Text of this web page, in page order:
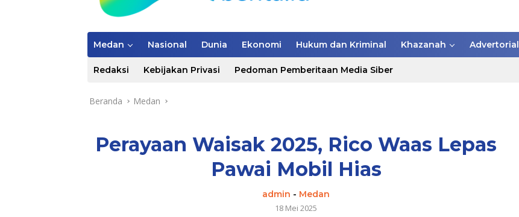
Medan Nasional Dunia Ekonomi Hukum dan Kriminal Khazanah Advertorial
Redaksi Kebijakan Privasi Pedoman Pemberitaan Media Siber
Beranda Medan
Perayaan Waisak 2025, Rico Waas Lepas
Pawai Mobil Hias
admin - Medan
18 Mei 2025